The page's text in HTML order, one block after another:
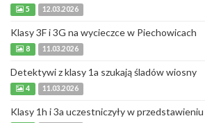
5 12.03.2026
Klasy 3F i 3G na wycieczce w Piechowicach
8 11.03.2026
Detektywi z klasy 1a szukają śladów wiosny
4 11.03.2026
Klasy 1h i 3a uczestniczyły w przedstawieniu